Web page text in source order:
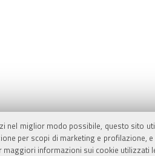
nel miglior modo possibile, questo sito
per scopi di marketing e
maggiori informazioni sui cookie utilizzati